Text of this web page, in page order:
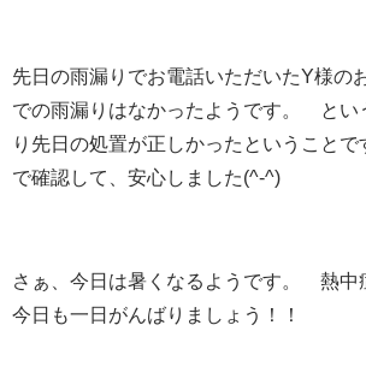
先日の雨漏りでお電話いただいたY様の
での雨漏りはなかったようです。 とい
り先日の処置が正しかったということ
で確認して、安心しました(^-^)
さぁ、今日は暑くなるようです。 熱中
今日も一日がんばりましょう！！